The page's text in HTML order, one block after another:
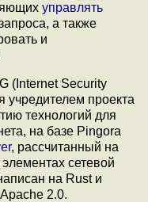
управлять
а также
и
(Internet Security
учредителем проекта
технологий для
на базе Pingora
, рассчитанный на
сетевой
на Rust и
2.0.